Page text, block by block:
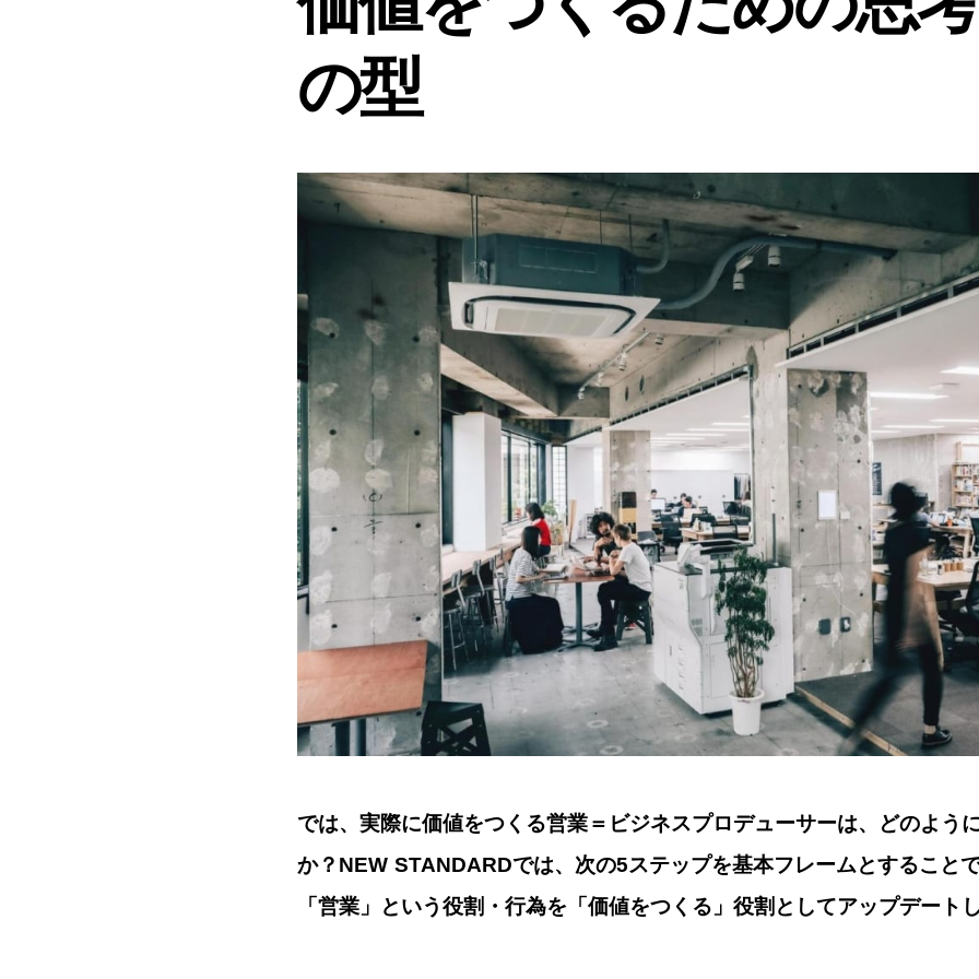
の型
では、実際に価値をつくる営業＝ビジネスプロデューサーは、どのよう
か？NEW STANDARDでは、次の5ステップを基本フレームとすること
「営業」という役割・行為を「価値をつくる」役割としてアップデート